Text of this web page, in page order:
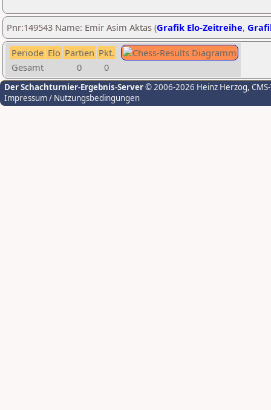
Pnr:149543 Name: Emir Asim Aktas (Grafik Elo-Zeitreihe,
Periode Elo Partien Pkt.
Gesamt
0 0
Der Schachturnier-Ergebnis-Server© 2006-2026 Heinz Herzog,
Impressum / Nutzungsbedingungen